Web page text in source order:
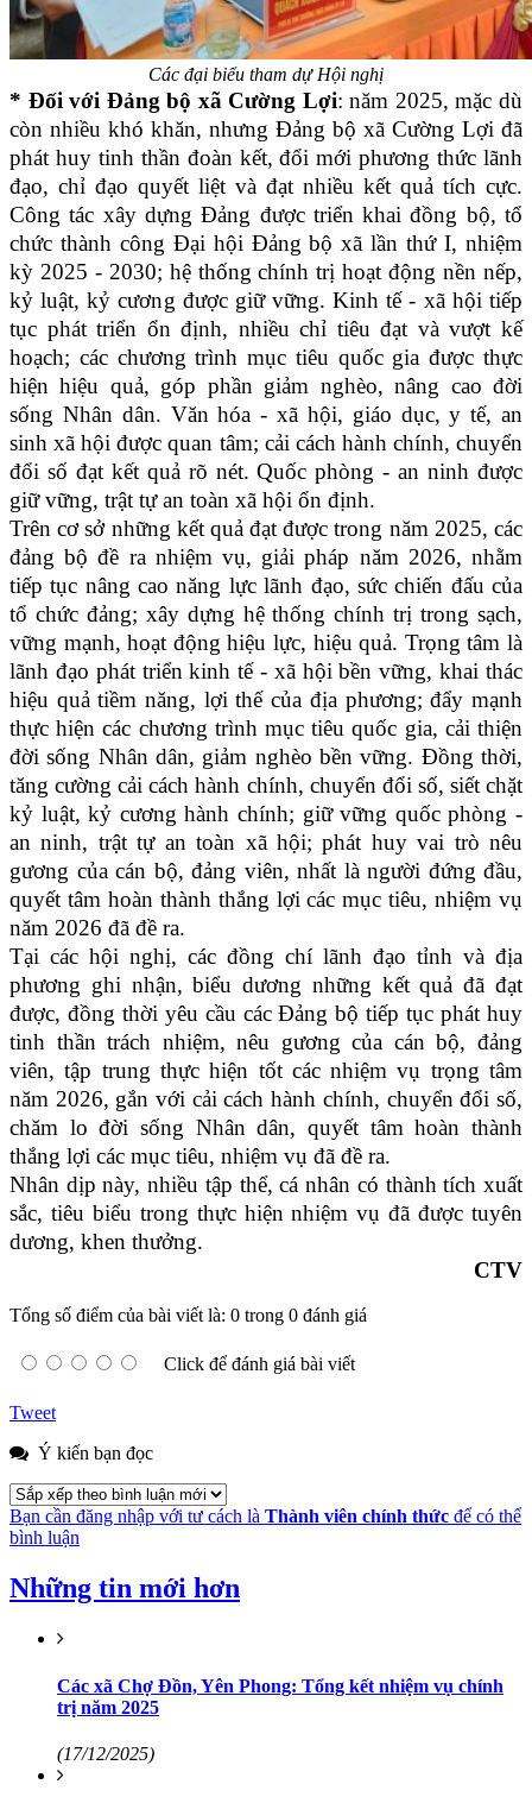
Các đại biểu tham dự Hội nghị
* Đối với Đảng bộ xã Cường Lợi: năm 2025, mặc dù
còn nhiều khó khăn, nhưng Đảng bộ xã Cường Lợi đã
phát huy tinh thần đoàn kết, đổi mới phương thức lãnh
đạo, chỉ đạo quyết liệt và đạt nhiều kết quả tích cực.
Công tác xây dựng Đảng được triển khai đồng bộ, tổ
chức thành công Đại hội Đảng bộ xã lần thứ I, nhiệm
kỳ 2025 - 2030; hệ thống chính trị hoạt động nền nếp,
kỷ luật, kỷ cương được giữ vững. Kinh tế - xã hội tiếp
tục phát triển ổn định, nhiều chỉ tiêu đạt và vượt kế
hoạch; các chương trình mục tiêu quốc gia được thực
hiện hiệu quả, góp phần giảm nghèo, nâng cao đời
sống Nhân dân. Văn hóa - xã hội, giáo dục, y tế, an
sinh xã hội được quan tâm; cải cách hành chính, chuyển
đổi số đạt kết quả rõ nét. Quốc phòng - an ninh được
giữ vững, trật tự an toàn xã hội ổn định.
Trên cơ sở những kết quả đạt được trong năm 2025, các
đảng bộ đề ra nhiệm vụ, giải pháp năm 2026, nhằm
tiếp tục nâng cao năng lực lãnh đạo, sức chiến đấu của
tổ chức đảng; xây dựng hệ thống chính trị trong sạch,
vững mạnh, hoạt động hiệu lực, hiệu quả. Trọng tâm là
lãnh đạo phát triển kinh tế - xã hội bền vững, khai thác
hiệu quả tiềm năng, lợi thế của địa phương; đẩy mạnh
thực hiện các chương trình mục tiêu quốc gia, cải thiện
đời sống Nhân dân, giảm nghèo bền vững. Đồng thời,
tăng cường cải cách hành chính, chuyển đổi số, siết chặt
kỷ luật, kỷ cương hành chính; giữ vững quốc phòng -
an ninh, trật tự an toàn xã hội; phát huy vai trò nêu
gương của cán bộ, đảng viên, nhất là người đứng đầu,
quyết tâm hoàn thành thắng lợi các mục tiêu, nhiệm vụ
năm 2026 đã đề ra.
Tại các hội nghị, các đồng chí lãnh đạo tỉnh và địa
phương ghi nhận, biểu dương những kết quả đã đạt
được, đồng thời yêu cầu các Đảng bộ tiếp tục phát huy
tinh thần trách nhiệm, nêu gương của cán bộ, đảng
viên, tập trung thực hiện tốt các nhiệm vụ trọng tâm
năm 2026, gắn với cải cách hành chính, chuyển đổi số,
chăm lo đời sống Nhân dân, quyết tâm hoàn thành
thắng lợi các mục tiêu, nhiệm vụ đã đề ra.
Nhân dịp này, nhiều tập thể, cá nhân có thành tích xuất
sắc, tiêu biểu trong thực hiện nhiệm vụ đã được tuyên
dương, khen thưởng.
CTV
Tổng số điểm của bài viết là: 0 trong 0 đánh giá
Click để đánh giá bài viết
Tweet
Ý kiến bạn đọc
Bạn cần đăng nhập với tư cách là Thành viên chính thức để có thể
bình luận
Những tin mới hơn
Các xã Chợ Đồn, Yên Phong: Tổng kết nhiệm vụ chính
trị năm 2025
(17/12/2025)